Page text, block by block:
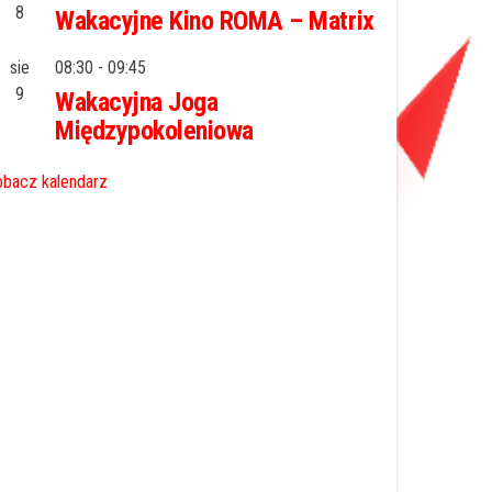
8 Wakacyjne Kino ROMA – Matrix
sie
9
08:30 - 09:45
Wakacyjna Joga
Międzypokoleniowa
kalendarz